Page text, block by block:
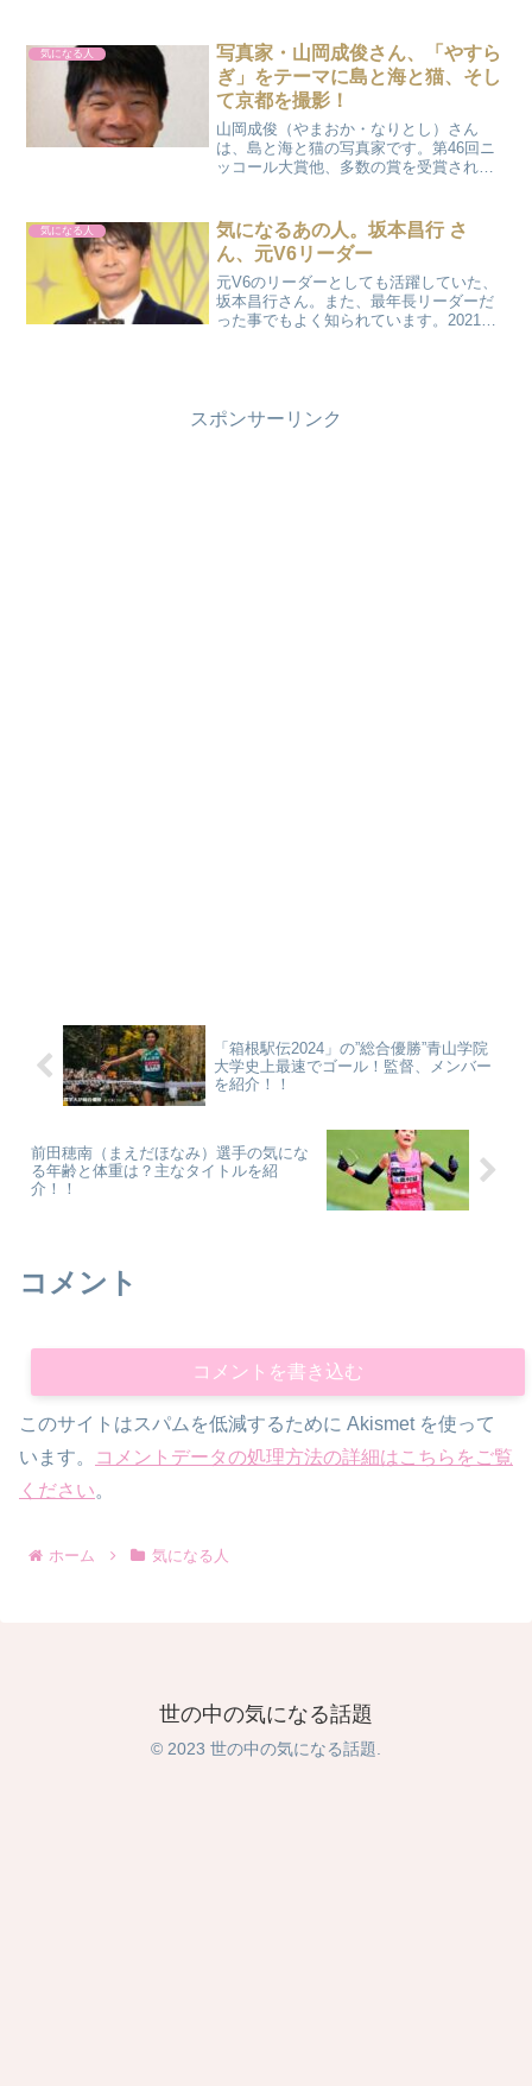
坂巻さん…。ご家族やスタッフ、そして
ファンの...
気になる人
写真家・山岡成俊さん、「やすら
ぎ」をテーマに島と海と猫、そし
て京都を撮影！
山岡成俊（やまおか・なりとし）さん
は、島と海と猫の写真家です。第46回ニ
ッコール大賞他、多数の賞を受賞されて
んな山岡成俊さんについて調べてみまし
た。山岡成俊さんってどん...
気になる人
気になるあの人。坂本昌行 さ
ん、元V6リーダー
元V6のリーダーとしても活躍していた、
坂本昌行さん。また、最年長リーダーだ
った事でもよく知られています。2021年
スポンサーリンク
「箱根駅伝2024」の”総合優勝”青山学院
大学史上最速でゴール！監督、メンバー
を紹介！！
前田穂南（まえだほなみ）選手の気にな
る年齢と体重は？主なタイトルを紹
介！！
コメント
コメントを書き込む
このサイトはスパムを低減するために Akismet を使って
います。
コメントデータの処理方法の詳細はこちらをご覧
ください。
ホーム 気になる人
世の中の気になる話題
© 2023 世の中の気になる話題.